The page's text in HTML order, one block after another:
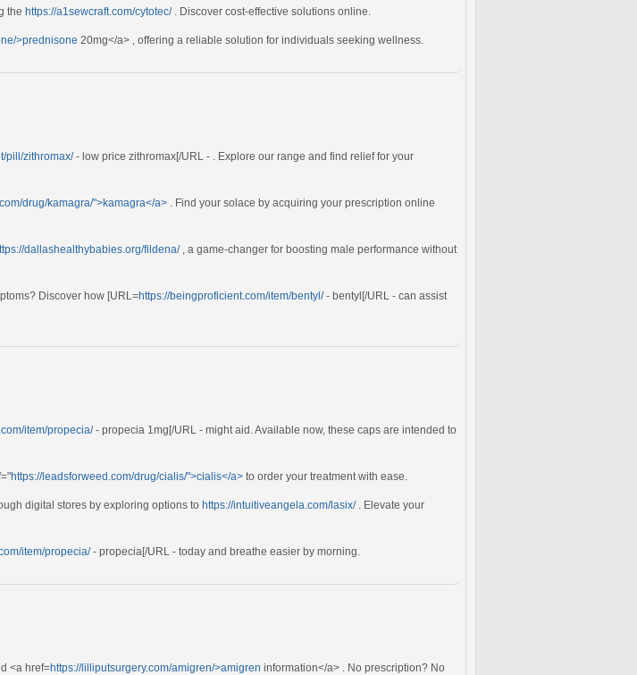
the https://a1sewcraft.com/cytotec/. Discover cost-effective solutions online.
>prednisone 20mg</a> , offering a reliable solution for individuals seeking wellness.
pill/zithromax/- low price zithromax[/URL - . Explore our range and find relief for your
drug/kamagra/">kamagra</a> . Find your solace by acquiring your prescription online
dallashealthybabies.org/fildena/, a game-changer for boosting male performance without
Discover how [URL=https://beingproficient.com/item/bentyl/- bentyl[/URL - can assist
item/propecia/- propecia 1mg[/URL - might aid. Available now, these caps are intended to
https://leadsforweed.com/drug/cialis/">cialis</a> to order your treatment with ease.
digital stores by exploring options to https://intuitiveangela.com/lasix/. Elevate your
item/propecia/- propecia[/URL - today and breathe easier by morning.
<a href=https://lilliputsurgery.com/amigren/>amigren information</a> . No prescription? No